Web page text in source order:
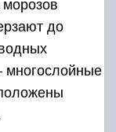
до
многослойные